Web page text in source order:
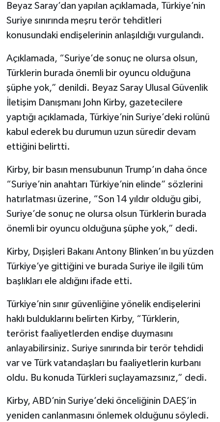
Beyaz Saray’dan yapılan açıklamada, Türkiye’nin
Suriye sınırında meşru terör tehditleri
konusundaki endişelerinin anlaşıldığı vurgulandı.
Açıklamada, “Suriye’de sonuç ne olursa olsun,
Türklerin burada önemli bir oyuncu olduğuna
şüphe yok,” denildi. Beyaz Saray Ulusal Güvenlik
İletişim Danışmanı John Kirby, gazetecilere
yaptığı açıklamada, Türkiye’nin Suriye’deki rolünü
kabul ederek bu durumun uzun süredir devam
ettiğini belirtti.
Kirby, bir basın mensubunun Trump’ın daha önce
“Suriye’nin anahtarı Türkiye’nin elinde” sözlerini
hatırlatması üzerine, “Son 14 yıldır olduğu gibi,
Suriye’de sonuç ne olursa olsun Türklerin burada
önemli bir oyuncu olduğuna şüphe yok,” dedi.
Kirby, Dışişleri Bakanı Antony Blinken’ın bu yüzden
Türkiye’ye gittiğini ve burada Suriye ile ilgili tüm
başlıkları ele aldığını ifade etti.
Türkiye’nin sınır güvenliğine yönelik endişelerini
haklı bulduklarını belirten Kirby, “Türklerin,
terörist faaliyetlerden endişe duymasını
anlayabilirsiniz. Suriye sınırında bir terör tehdidi
var ve Türk vatandaşları bu faaliyetlerin kurbanı
oldu. Bu konuda Türkleri suçlayamazsınız,” dedi.
Kirby, ABD’nin Suriye’deki önceliğinin DAEŞ’in
yeniden canlanmasını önlemek olduğunu söyledi.